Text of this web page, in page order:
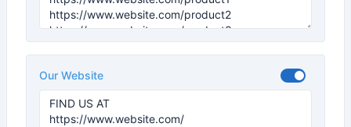
Our Website